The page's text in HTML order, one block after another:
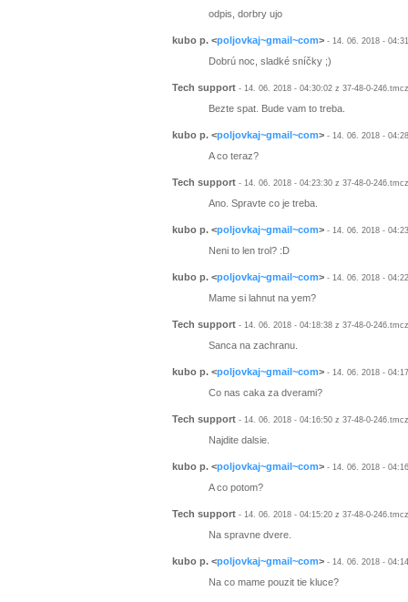
odpis, dorbry ujo
kubo p.<poljovkaj~gmail~com>- 14. 06. 2018 -
Dobrú noc, sladké sníčky ;)
Tech support - 14. 06. 2018 - 04:30:02 z 37-48-0-
Bezte spat. Bude vam to treba.
kubo p.<poljovkaj~gmail~com>- 14. 06. 2018 -
A co teraz?
Tech support - 14. 06. 2018 - 04:23:30 z 37-48-0-
Ano. Spravte co je treba.
kubo p.<poljovkaj~gmail~com>- 14. 06. 2018 -
Neni to len trol? :D
kubo p.<poljovkaj~gmail~com>- 14. 06. 2018 -
Mame si lahnut na yem?
Tech support - 14. 06. 2018 - 04:18:38 z 37-48-0-
Sanca na zachranu.
kubo p.<poljovkaj~gmail~com>- 14. 06. 2018 -
Co nas caka za dverami?
Tech support - 14. 06. 2018 - 04:16:50 z 37-48-0-
Najdite dalsie.
kubo p.<poljovkaj~gmail~com>- 14. 06. 2018 -
A co potom?
Tech support - 14. 06. 2018 - 04:15:20 z 37-48-0-
Na spravne dvere.
kubo p.<poljovkaj~gmail~com>- 14. 06. 2018 -
Na co mame pouzit tie kluce?